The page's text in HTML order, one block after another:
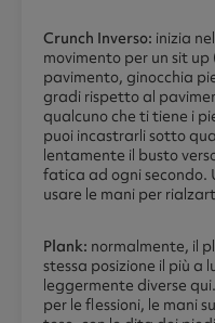
Crunch Inverso: inizia
movimento per un sit up
pavimento, ginocchia
gradi rispetto al
qualcuno che ti tiene i
puoi incastrarli sotto
lentamente il busto
fatica ad ogni secondo.
usare le mani per
Plank: normalmente, il
stessa posizione il più a
leggermente diverse
per le flessioni, le mani